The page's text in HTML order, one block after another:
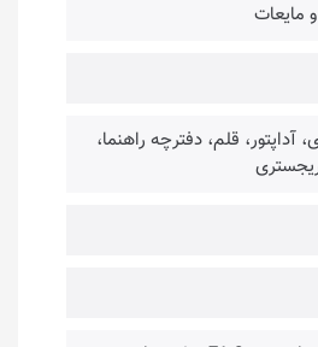
آداپتور، قلم، دفترچه راهنما،